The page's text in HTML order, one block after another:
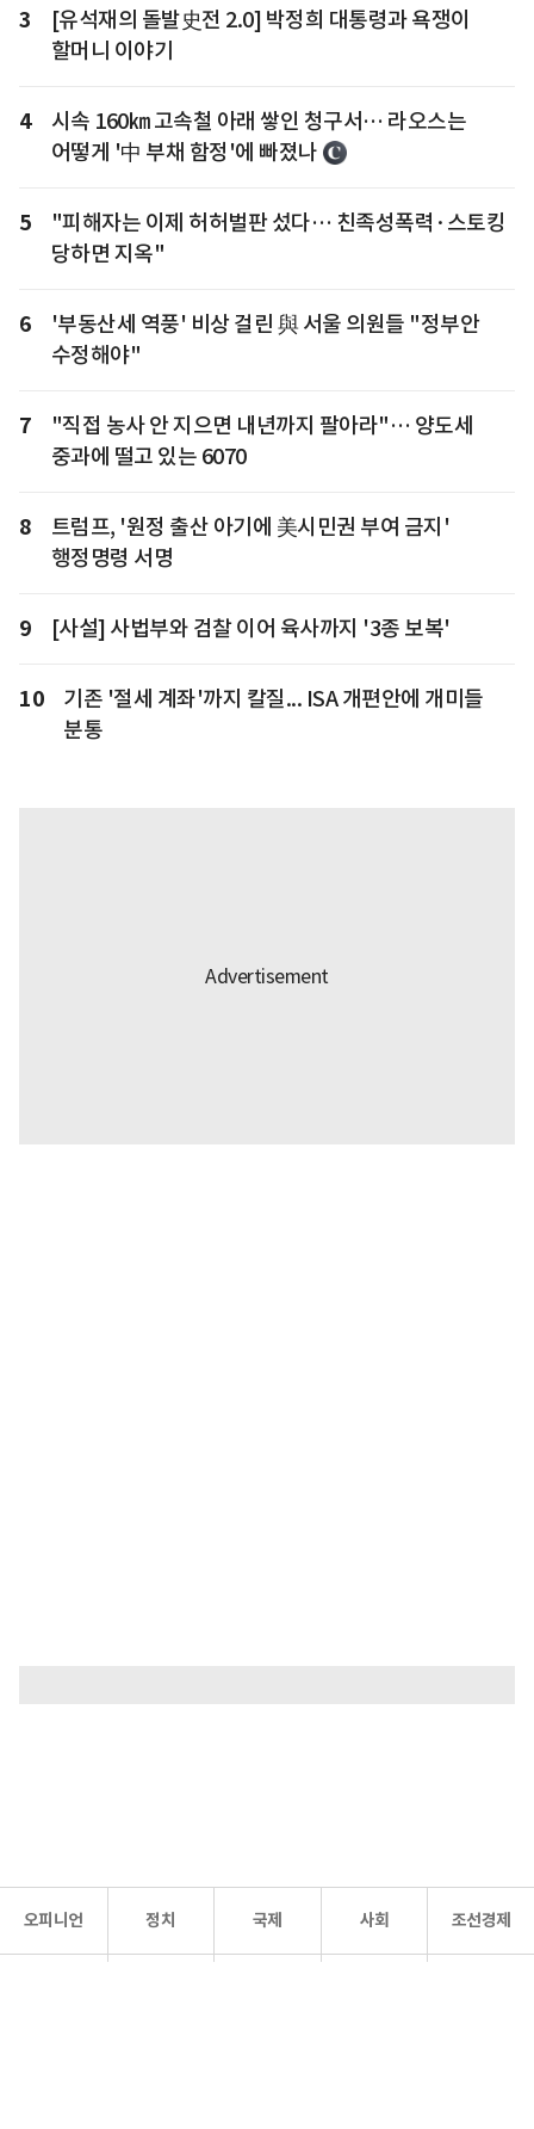
3
[유석재의 돌발史전 2.0] 박정희 대통령과 욕쟁이
할머니 이야기
4
시속 160㎞ 고속철 아래 쌓인 청구서… 라오스는
어떻게 '中 부채 함정'에 빠졌나
5
"피해자는 이제 허허벌판 섰다… 친족성폭력·스토킹
당하면 지옥"
6
'부동산세 역풍' 비상 걸린 與 서울 의원들 "정부안
수정해야"
7
"직접 농사 안 지으면 내년까지 팔아라"… 양도세
중과에 떨고 있는 6070
8
트럼프, '원정 출산 아기에 美시민권 부여 금지'
행정명령 서명
9 [사설] 사법부와 검찰 이어 육사까지 '3종 보복'
10
기존 '절세 계좌'까지 칼질... ISA 개편안에 개미들
분통
오피니언 정치 국제 사회 조선경제